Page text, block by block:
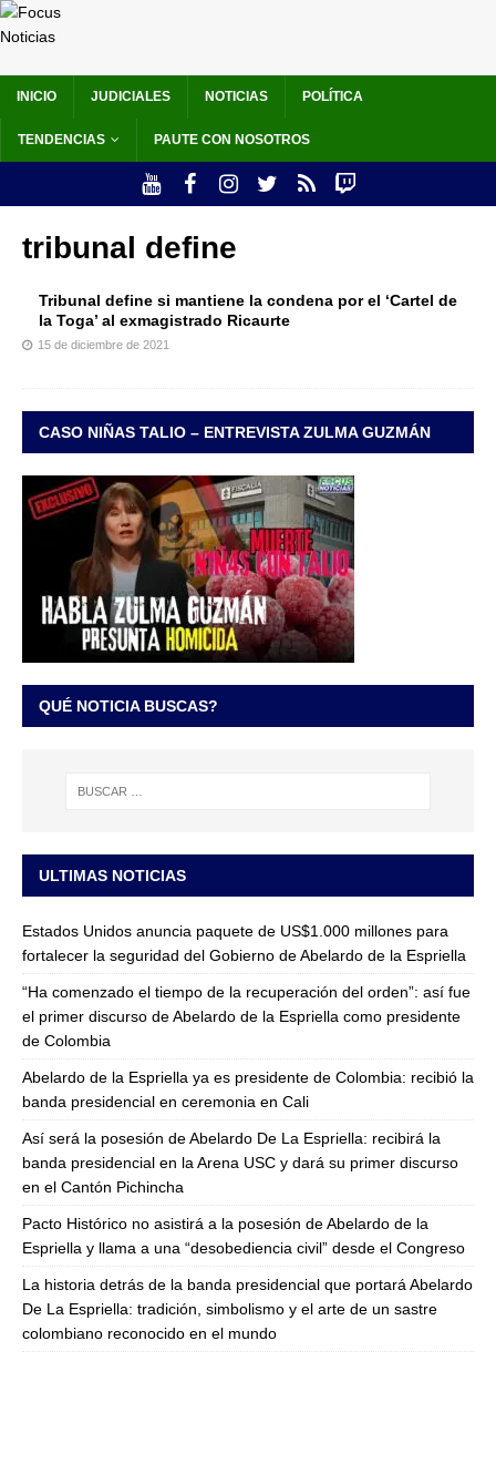
INICIO JUDICIALES NOTICIAS POLÍTICA
TENDENCIAS PAUTE CON NOSOTROS
tribunal define
Tribunal define si mantiene la condena por el ‘Cartel de
la Toga’ al exmagistrado Ricaurte
15 de diciembre de 2021
CASO NIÑAS TALIO – ENTREVISTA ZULMA GUZMÁN
QUÉ NOTICIA BUSCAS?
ULTIMAS NOTICIAS
Estados Unidos anuncia paquete de US$1.000 millones para
fortalecer la seguridad del Gobierno de Abelardo de la Espriella
“Ha comenzado el tiempo de la recuperación del orden”: así fue
el primer discurso de Abelardo de la Espriella como presidente
de Colombia
Abelardo de la Espriella ya es presidente de Colombia: recibió la
banda presidencial en ceremonia en Cali
Así será la posesión de Abelardo De La Espriella: recibirá la
banda presidencial en la Arena USC y dará su primer discurso
en el Cantón Pichincha
Pacto Histórico no asistirá a la posesión de Abelardo de la
Espriella y llama a una “desobediencia civil” desde el Congreso
La historia detrás de la banda presidencial que portará Abelardo
De La Espriella: tradición, simbolismo y el arte de un sastre
colombiano reconocido en el mundo